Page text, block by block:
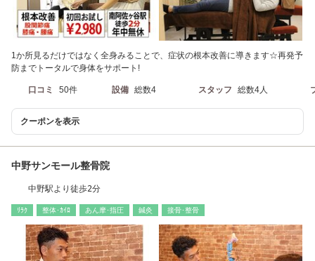
1か所見るだけではなく全身みることで、症状の根本改善に導きます☆再発予
防までトータルで身体をサポート!
口コミ 50件 設備 総数4 スタッフ 総数4人
クーポンを表示
中野サンモール整骨院
中野駅より徒歩2分
ﾘﾗｸ 整体･ｶｲﾛ あん摩･指圧 鍼灸 接骨･整骨